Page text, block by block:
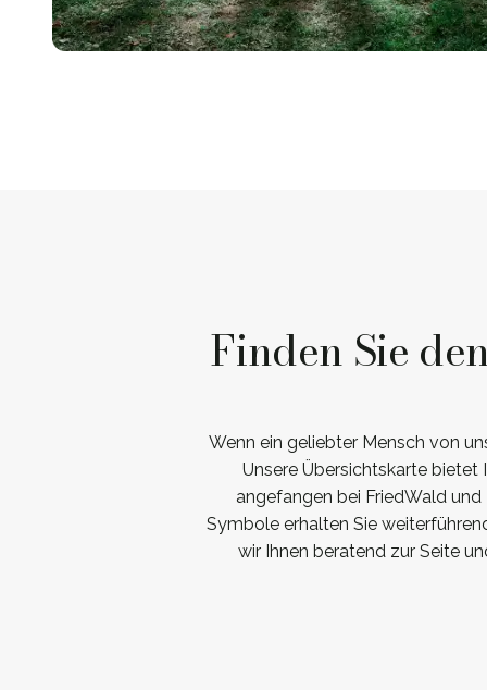
Finden Sie
Wenn ein geliebter Mensch von
Unsere Übersichtskarte
angefangen bei FriedWald
Symbole erhalten Sie
wir Ihnen beratend zur Seite